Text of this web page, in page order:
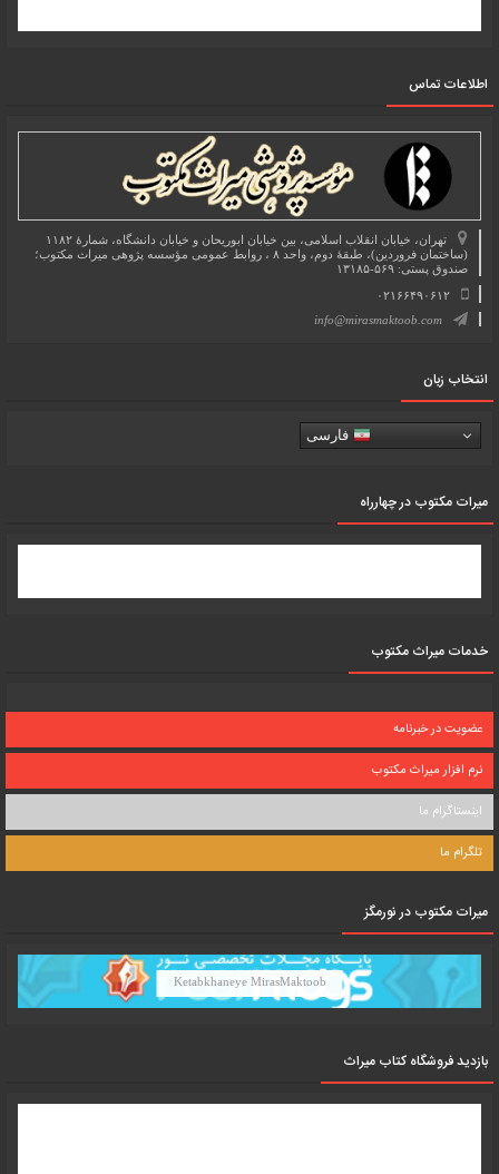
اطلاعات تماس
تهران، خیابان انقلاب اسلامی، بین خیابان ابوریحان و خیابان دانشگاه، شمارۀ ۱۱۸۲
(ساختمان فروردین)، طبقۀ دوم، واحد ۸ ، روابط عمومی مؤسسه پژوهی میراث مکتوب؛
صندوق پستی: ۵۶۹-۱۳۱۸۵
۰۲۱۶۶۴۹۰۶۱۲
info@mirasmaktoob.com
انتخاب زبان
فارسی
میرات مکتوب در چهارراه
خدمات میراث مکتوب
عضویت در خبرنامه
نرم افزار میراث مکتوب
اینستاگرام ما
تلگرام ما
میرات مکتوب در نورمگز
Ketabkhaneye MirasMaktoob
بازدید فروشگاه کتاب میراث